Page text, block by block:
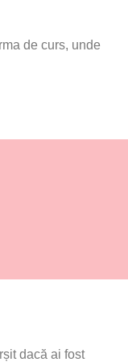
de curs, unde
dacă ai fost